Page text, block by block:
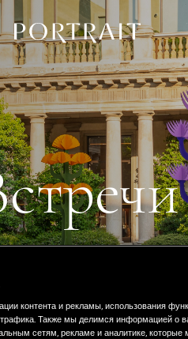
контента и рекламы, использования
Также мы делимся информацией о
сетям, рекламе и аналитике, которые